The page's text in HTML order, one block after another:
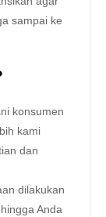
sampai ke
konsumen
kami
dan
dilakukan
Anda